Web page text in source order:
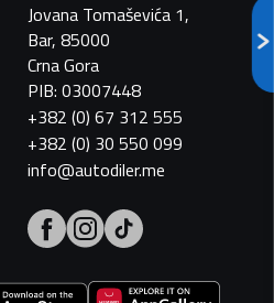
Jovana Tomaševića 1,
Bar, 85000
Crna Gora
PIB: 03007448
+382 (0) 67 312 555
+382 (0) 30 550 099
info@autodiler.me